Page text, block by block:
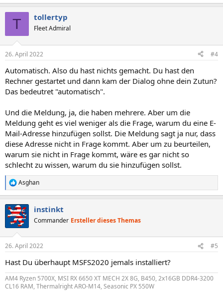
T tollertyp
Fleet Admiral
26. April 2022 #4
Automatisch. Also du hast nichts gemacht. Du hast den
Rechner gestartet und dann kam der Dialog ohne dein Zutun?
Das bedeutret "automatisch".
Und die Meldung, ja, die haben mehrere. Aber um die
Meldung geht es viel weniger als die Frage, warum du eine E-
Mail-Adresse hinzufügen sollst. Die Meldung sagt ja nur, dass
diese Adresse nicht in Frage kommt. Aber um zu beurteilen,
warum sie nicht in Frage kommt, wäre es gar nicht so
schlecht zu wissen, warum du sie hinzufügen sollst.
R
e
k
t
i
e
:
Asghan
instinkt
Commander Ersteller dieses Themas
26. April 2022 #5
Hast Du überhaupt MSFS2020 jemals installiert?
AM4 Ryzen 5700X, MSI RX 6650 XT MECH 2X 8G, B450, 2x16GB DDR4-3200
CL16 RAM, Thermalright ARO-M14, Seasonic PX 550W